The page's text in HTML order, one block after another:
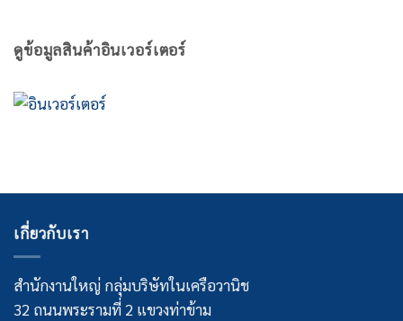
ดูข้อมูลสินค้าอินเวอร์เตอร์
เกี่ยวกับเรา
สำนักงานใหญ่ กลุ่มบริษัทในเครือวานิช
32 ถนนพระรามที่ 2 แขวงท่าข้าม